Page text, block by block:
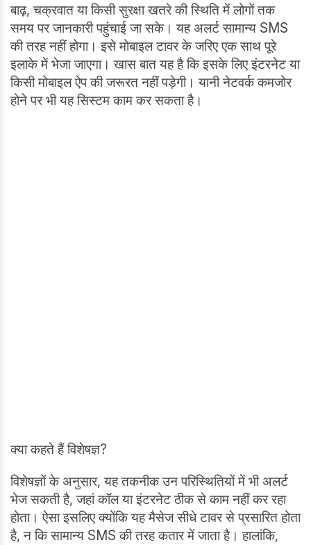
बाढ़, चक्रवात या किसी सुरक्षा खतरे की स्थिति में लोगों तक
समय पर जानकारी पहुंचाई जा सके। यह अलर्ट सामान्य SMS
की तरह नहीं होगा। इसे मोबाइल टावर के जरिए एक साथ पूरे
इलाके में भेजा जाएगा। खास बात यह है कि इसके लिए इंटरनेट या
किसी मोबाइल ऐप की जरूरत नहीं पड़ेगी। यानी नेटवर्क कमजोर
होने पर भी यह सिस्टम काम कर सकता है।
क्या कहते हैं विशेषज्ञ?
विशेषज्ञों के अनुसार, यह तकनीक उन परिस्थितियों में भी अलर्ट
भेज सकती है, जहां कॉल या इंटरनेट ठीक से काम नहीं कर रहा
होता। ऐसा इसलिए क्योंकि यह मैसेज सीधे टावर से प्रसारित होता
है, न कि सामान्य SMS की तरह कतार में जाता है। हालांकि,